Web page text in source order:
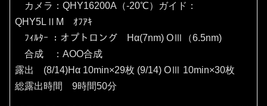
カメラ：QHY16200A（‐20℃）ガイド：
QHY5LⅡM ｵﾌｱｷ
ﾌｨﾙﾀｰ ：オプトロング Hα(7nm) OⅢ（6.5nm)
合成 ：AOO合成
露出 (8/14)Hα 10min×29枚 (9/14) OⅢ 10min×30枚
総露出時間 9時間50分